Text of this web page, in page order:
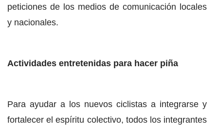
peticiones de los medios de comunicación locales
y nacionales.
Actividades entretenidas para hacer piña
Para ayudar a los nuevos ciclistas a integrarse y
fortalecer el espíritu colectivo, todos los integrantes